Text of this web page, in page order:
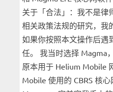
关于「合法」：我不是律
相关政策法规的研究，我
如果你按照本文操作后遇
任。 我当时选择 Magma
原本用于 Helium Mobile
Mobile 使用的 CBRS 核